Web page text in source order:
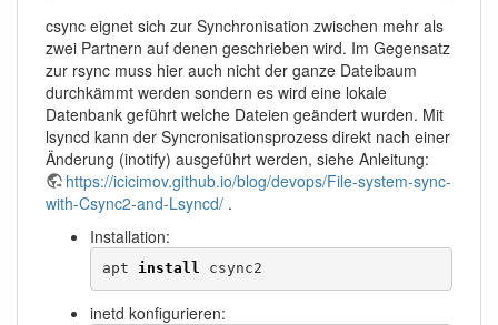
csync eignet sich zur Synchronisation zwischen mehr als
zwei Partnern auf denen geschrieben wird. Im Gegensatz
zur rsync muss hier auch nicht der ganze Dateibaum
durchkämmt werden sondern es wird eine lokale
Datenbank geführt welche Dateien geändert wurden. Mit
lsyncd kann der Syncronisationsprozess direkt nach einer
Änderung (inotify) ausgeführt werden, siehe Anleitung:
https://icicimov.github.io/blog/devops/File-system-sync-
with-Csync2-and-Lsyncd/ .
Installation:
apt install csync2
inetd konfigurieren: